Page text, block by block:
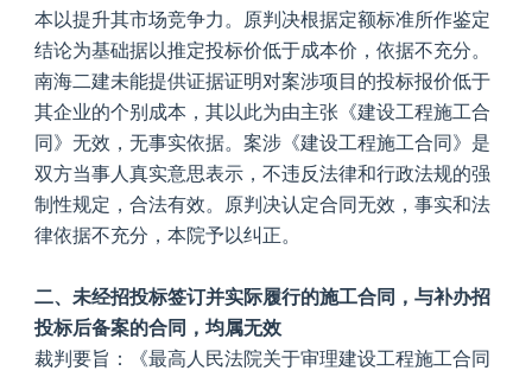
本以提升其市场竞争力。原判决根据定额标准所作鉴定
结论为基础据以推定投标价低于成本价，依据不充分。
南海二建未能提供证据证明对案涉项目的投标报价低于
其企业的个别成本，其以此为由主张《建设工程施工合
同》无效，无事实依据。案涉《建设工程施工合同》是
双方当事人真实意思表示，不违反法律和行政法规的强
制性规定，合法有效。原判决认定合同无效，事实和法
律依据不充分，本院予以纠正。
二、未经招投标签订并实际履行的施工合同，与补办招
投标后备案的合同，均属无效
裁判要旨：《最高人民法院关于审理建设工程施工合同